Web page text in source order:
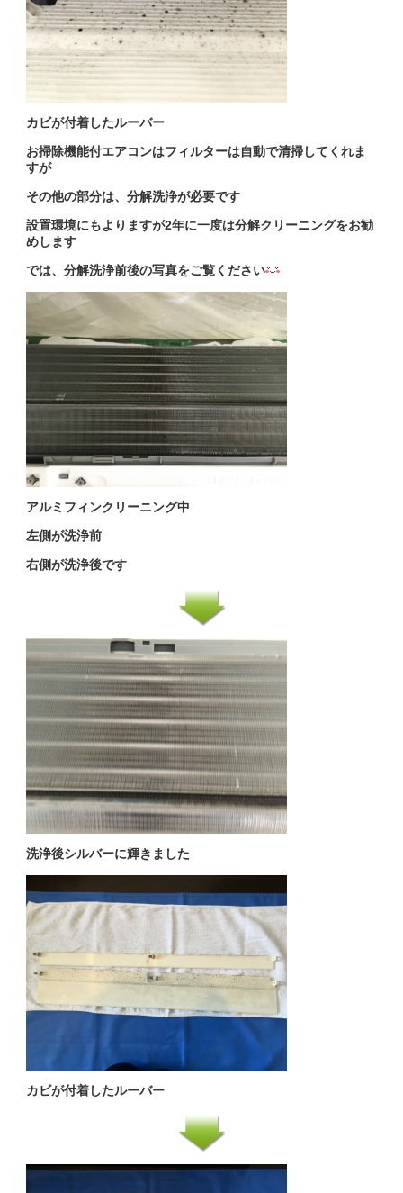
カビが付着したルーバー
お掃除機能付エアコンはフィルターは自動で清掃してくれま
すが
その他の部分は、分解洗浄が必要です
設置環境にもよりますが2年に一度は分解クリーニングをお勧
めします
では、分解洗浄前後の写真をご覧ください
アルミフィンクリーニング中
左側が洗浄前
右側が洗浄後です
洗浄後シルバーに輝きました
カビが付着したルーバー